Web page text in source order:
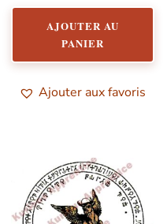
AJOUTER AU
PANIER
Ajouter aux favoris